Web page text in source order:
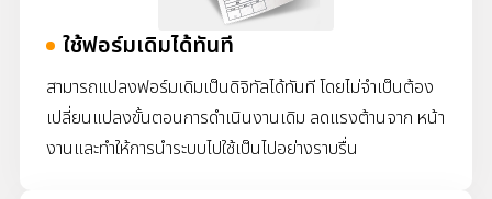
ใช้ฟอร์มเดิมได้ทันที
สามารถแปลงฟอร์มเดิมเป็นดิจิทัลได้ทันที โดยไม่จำเป็นต้อง
เปลี่ยนแปลงขั้นตอนการดำเนินงานเดิม ลดแรงต้านจาก หน้า
งานและทำให้การนำระบบไปใช้เป็นไปอย่างราบรื่น